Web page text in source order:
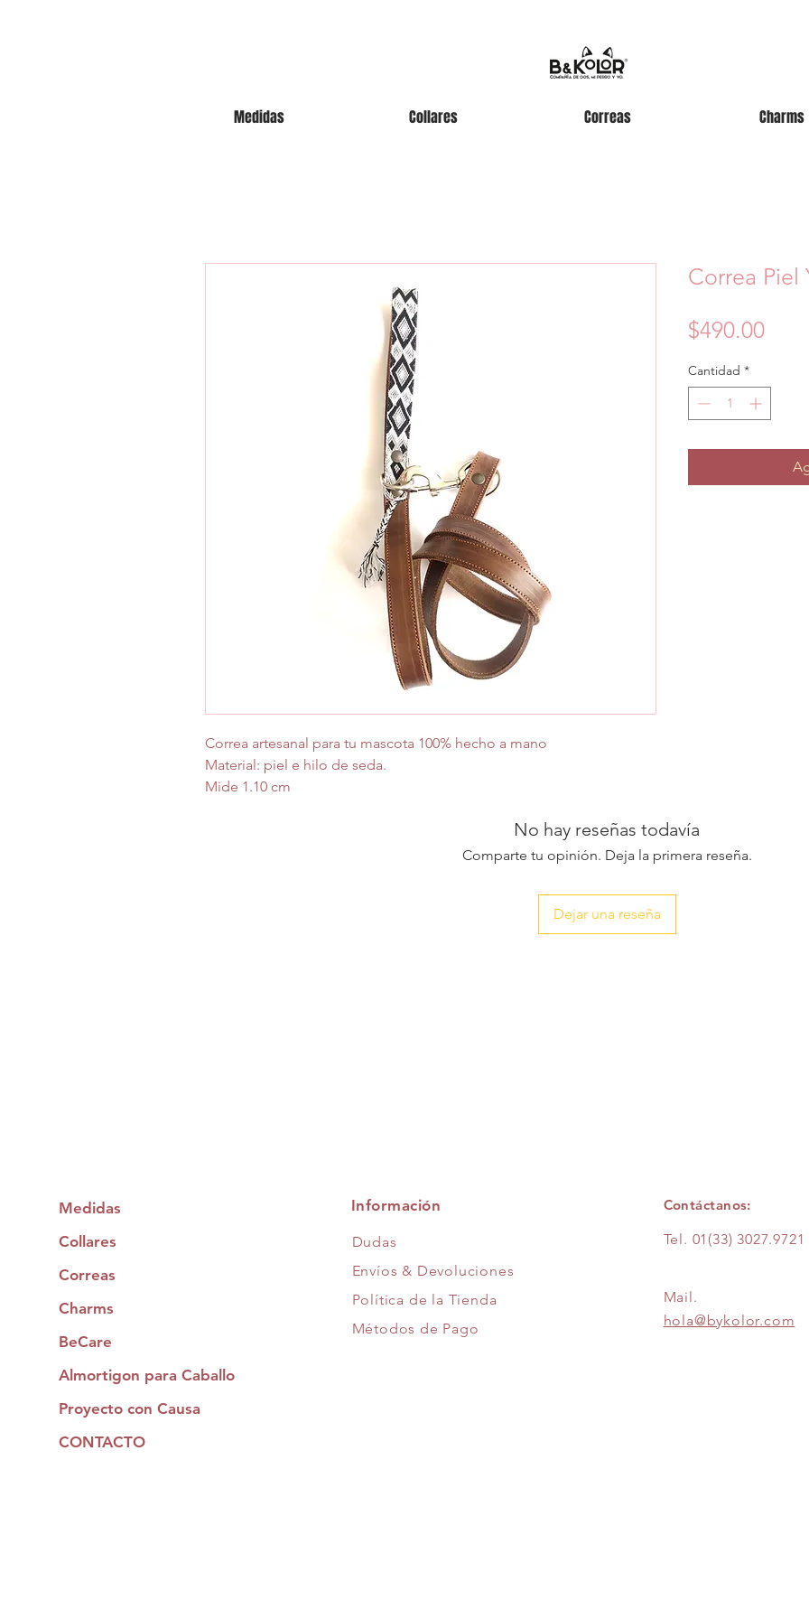
Medidas Collares Correas Charms
Correa artesanal para tu mascota 100% hecho a mano
Material: piel e hilo de seda.
Mide 1.10 cm
Correa Piel
$490.00
Cantidad *
No hay reseñas todavía
Comparte tu opinión. Deja la primera reseña.
Dejar una reseña
Medidas
Collares
Correas
Charms
BeCare
Almortigon para Caballo
Proyecto con Causa
CONTACTO
Información
Dudas
Envíos & Devoluciones
Política de la Tienda
Métodos de Pago
Contáctanos:
Tel. 01(33) 3027.9721
Mail.
hola@bykolor.com